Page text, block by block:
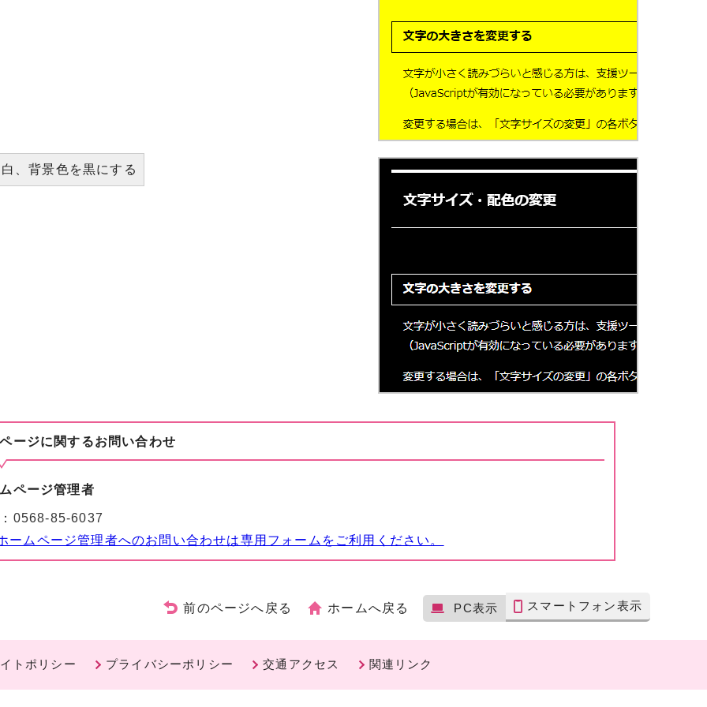
、背景色を黒にする
ージに関するお問い合わせ
ページ管理者
0568-85-6037
ームページ管理者へのお問い合わせは専用フォームをご利用ください。
前のページへ戻る ホームへ戻る PC表示 スマートフォン表示
トポリシー プライバシーポリシー 交通アクセス 関連リンク